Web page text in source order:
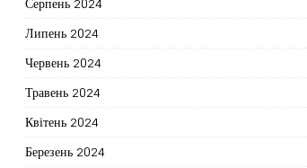
Липень 2024
Червень 2024
Травень 2024
Квітень 2024
Березень 2024